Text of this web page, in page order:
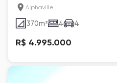
Alphaville
370m² 4 4
R$ 4.995.000